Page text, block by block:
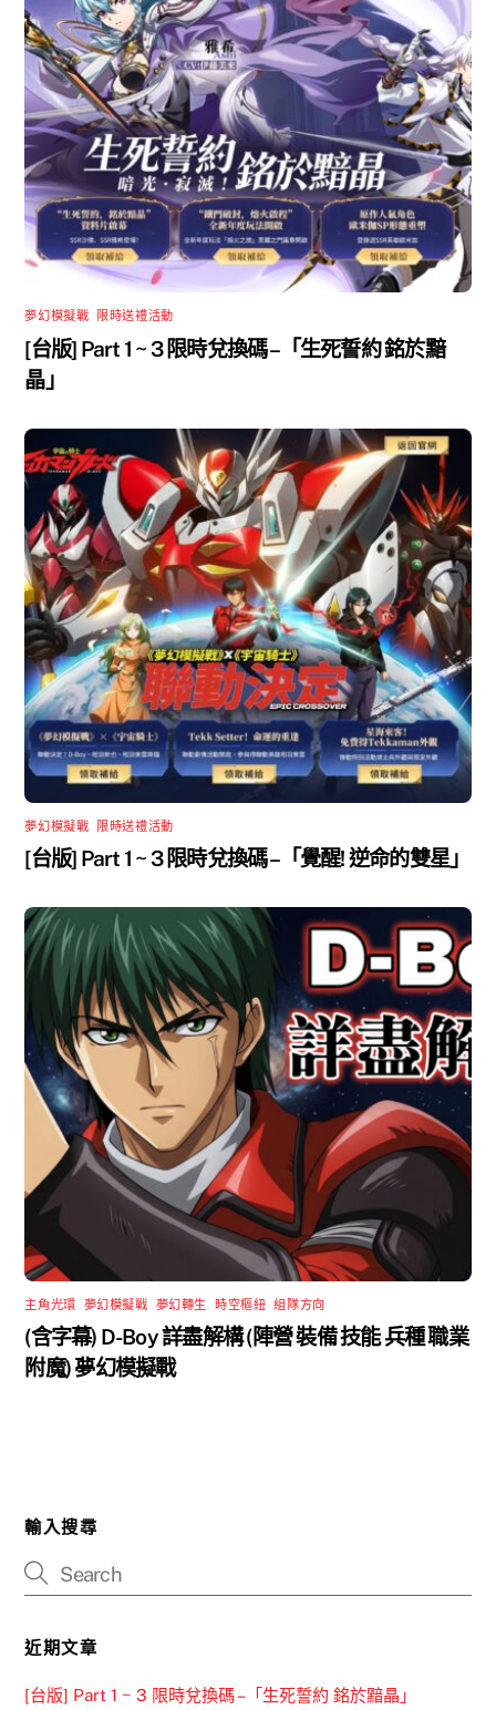
夢幻模擬戰 限時送禮活動
[台版] Part 1 ~ 3 限時兌換碼 –「生死誓約 銘於黯
晶」
夢幻模擬戰 限時送禮活動
[台版] Part 1 ~ 3 限時兌換碼 –「覺醒! 逆命的雙星」
主角光環 夢幻模擬戰 夢幻轉生 ,時空樞紐 ,組隊方向
(含字幕) D-Boy 詳盡解構 (陣營 裝備 技能 兵種 職業
附魔) 夢幻模擬戰
輸入搜尋
近期文章
[台版] Part 1 ~ 3 限時兌換碼 –「生死誓約 銘於黯晶」